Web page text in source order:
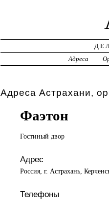
Адреса
Адреса Астрахани,
Фаэтон
Гостиный двор
Адрес
Россия, г. Астрахань,
Телефоны